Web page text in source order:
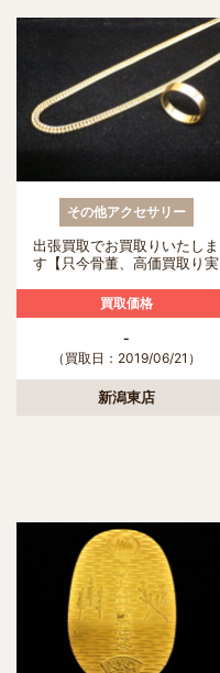
その他アクセサリー
出張買取でお買取りいたしま
す【只今骨董、高価買取り実
買取価格
-
（買取日：2019/06/21）
新潟東店